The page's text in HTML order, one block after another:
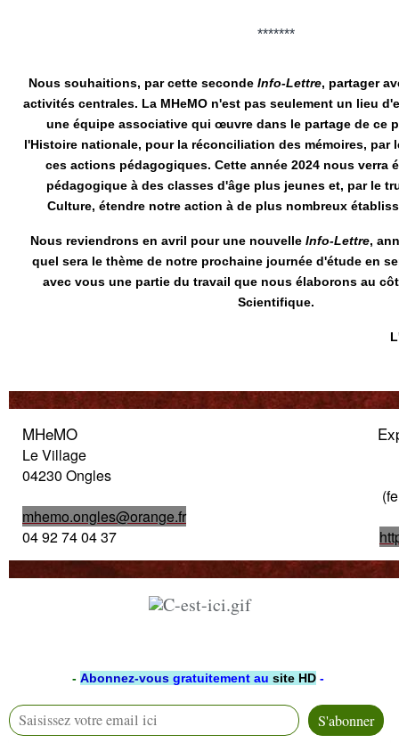
*******
Nous souhaitions, par cette seconde Info-Lettre, partager
activités centrales. La MHeMO n'est pas seulement un lieu
une équipe associative qui œuvre dans le partage de ce
l'Histoire nationale, pour la réconciliation des mémoires, par
ces actions pédagogiques. Cette année 2024 nous verra
pédagogique à des classes d'âge plus jeunes et, par le
Culture, étendre notre action à de plus nombreux
Nous reviendrons en avril pour une nouvelle Info-Lettre,
quel sera le thème de notre prochaine journée d'étude en
avec vous une partie du travail que nous élaborons au
Scientifique.
MHeMO
Le Village
04230 Ongles
mhemo.ongles@orange.fr
04 92 74 04 37
- Abonnez-vous gratuitement au site HD -